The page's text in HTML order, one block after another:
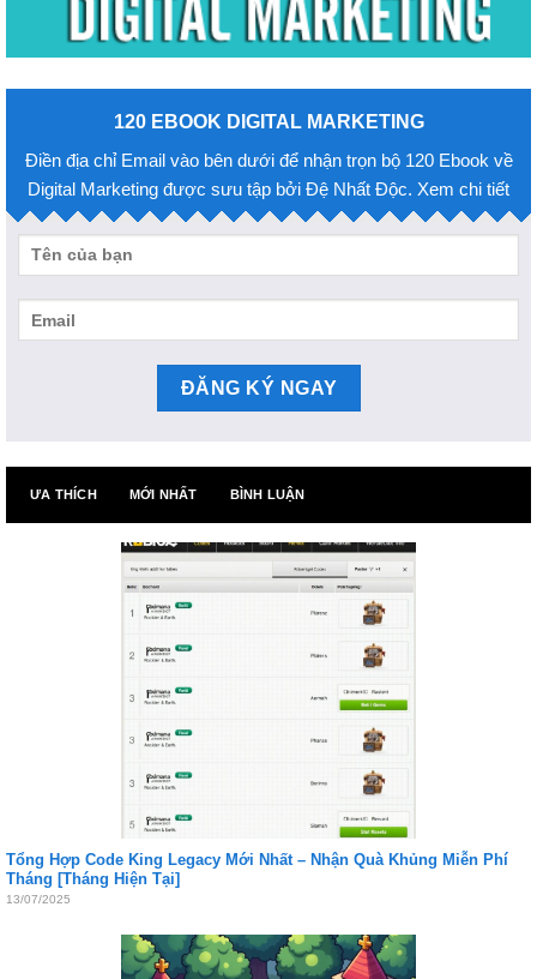
120 EBOOK DIGITAL MARKETING
Điền địa chỉ Email vào bên dưới để nhận trọn bộ 120 Ebook về
Digital Marketing được sưu tập bởi Đệ Nhất Độc. Xem chi tiết
ƯA THÍCH MỚI NHẤT BÌNH LUẬN
Tổng Hợp Code King Legacy Mới Nhất – Nhận Quà Khủng Miễn Phí
Tháng [Tháng Hiện Tại]
13/07/2025